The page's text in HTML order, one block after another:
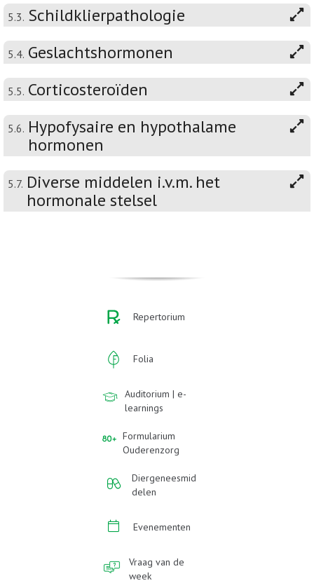
5.3. Schildklierpathologie
5.4. Geslachtshormonen
5.5. Corticosteroïden
5.6. Hypofysaire en hypothalame
hormonen
5.7. Diverse middelen i.v.m. het
hormonale stelsel
Repertorium
Folia
Auditorium | e-
learnings
Formularium
Ouderenzorg
Diergeneesmid
delen
Evenementen
Vraag van de
week